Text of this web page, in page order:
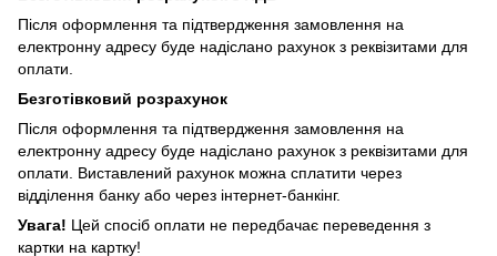
Після оформлення та підтвердження замовлення на
електронну адресу буде надіслано рахунок з реквізитами для
оплати.
Безготівковий розрахунок
Після оформлення та підтвердження замовлення на
електронну адресу буде надіслано рахунок з реквізитами для
оплати. Виставлений рахунок можна сплатити через
відділення банку або через інтернет-банкінг.
Увага! Цей спосіб оплати не передбачає переведення з
картки на картку!